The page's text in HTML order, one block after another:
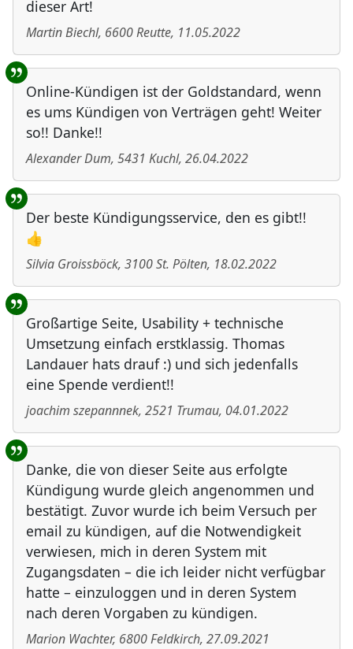
dieser Art!
Martin Biechl, 6600Reutte, 11.05.2022
Online-Kündigen ist der Goldstandard, wenn
es ums Kündigen von Verträgen geht! Weiter
so!! Danke!!
Alexander Dum, 5431 Kuchl, 26.04.2022
Der beste Kündigungsservice, den es gibt!!
👍
Silvia Groissböck, 3100St. Pölten, 18.02.2022
Großartige Seite, Usability + technische
Umsetzung einfach erstklassig. Thomas
Landauer hats drauf :) und sich jedenfalls
eine Spende verdient!!
joachim szepannnek, 2521 Trumau, 04.01.2022
Danke, die von dieser Seite aus erfolgte
Kündigung wurde gleich angenommen und
bestätigt. Zuvor wurde ich beim Versuch per
email zu kündigen, auf die Notwendigkeit
verwiesen, mich in deren System mit
Zugangsdaten – die ich leider nicht verfügbar
hatte – einzuloggen und in deren System
nach deren Vorgaben zu kündigen.
Marion Wachter, 6800Feldkirch, 27.09.2021